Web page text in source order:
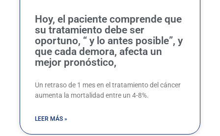
Hoy, el paciente comprende que
su tratamiento debe ser
oportuno, “ y lo antes posible”, y
que cada demora, afecta un
mejor pronóstico,
Un retraso de 1 mes en el tratamiento del cáncer
aumenta la mortalidad entre un 4-8%.
LEER MÁS »